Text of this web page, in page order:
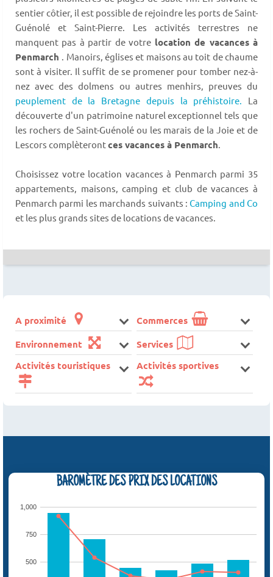
sentier côtier, il est possible de rejoindre les ports de Saint-
Guénolé et Saint-Pierre. Les activités terrestres ne
manquent pas à partir de votre location de vacances à
Penmarch
. Manoirs, églises et maisons au toit de chaume
sont à visiter. Il suffit de se promener pour tomber nez-à-
nez avec des dolmens ou autres menhirs, preuves du
peuplement de la Bretagne depuis la préhistoire.
La
découverte d'un patrimoine naturel exceptionnel tels que
les rochers de Saint-Guénolé ou les marais de la Joie et de
Lescors complèterontces vacances à Penmarch
Choisissez votre location vacances à Penmarch parmi 35
appartements, maisons, camping et club de vacances à
Penmarch parmi les marchands suivants :Camping and Co
et les plus grands sites de locations de vacances.
A proximité
Commerces
Environnement
Services
Activités touristiques
Activités sportives
BAROMÈTRE DES PRIX DES LOCATIONS
500
750
1,000